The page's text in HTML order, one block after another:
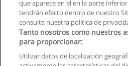
que aparece en el en la parte
tendrán efecto dentro de nuestro
consulta nuestra política de
Tanto nosotros como nuestros
para proporcionar:
Utilizar datos de localización